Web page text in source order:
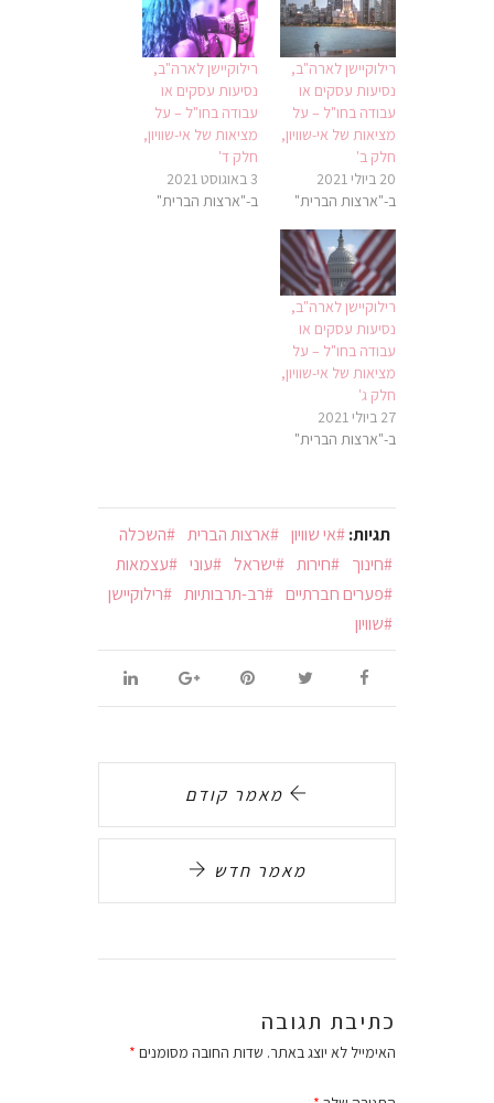
רילוקיישן לארה"ב,
נסיעות עסקים או
עבודה בחו"ל – על
מציאות של אי-שוויון,
חלק ב'
20 ביולי 2021
ב-"ארצות הברית"
רילוקיישן לארה"ב,
נסיעות עסקים או
עבודה בחו"ל – על
מציאות של אי-שוויון,
חלק ד'
3 באוגוסט 2021
ב-"ארצות הברית"
רילוקיישן לארה"ב,
נסיעות עסקים או
עבודה בחו"ל – על
מציאות של אי-שוויון,
חלק ג'
27 ביולי 2021
ב-"ארצות הברית"
תגיות: אי שוויון ארצות הברית
השכלה
חינוך
חירות ישראל עוני
עצמאות
פערים חברתיים
רב-תרבותיות
רילוקיישן
שוויון
מאמר קודם
מאמר חדש
כתיבת תגובה
האימייל לא יוצג באתר. שדות החובה מסומנים *